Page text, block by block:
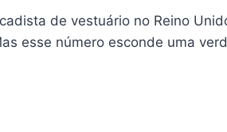
de vestuário no Reino
esse número esconde uma